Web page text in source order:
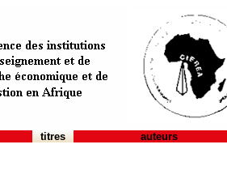
titres auteurs